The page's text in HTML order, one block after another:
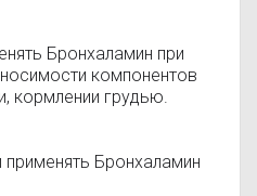
Бронхаламин при
компонентов
кормлении грудью.
Бронхаламин